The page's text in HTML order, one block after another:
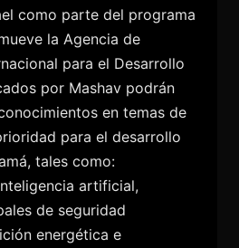
como parte del programa
la Agencia de
para el Desarrollo
por Mashav podrán
en temas de
para el desarrollo
tales como:
artificial,
de seguridad
energética e